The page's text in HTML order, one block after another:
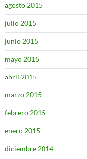
agosto 2015
julio 2015
junio 2015
mayo 2015
abril 2015
marzo 2015
febrero 2015
enero 2015
diciembre 2014